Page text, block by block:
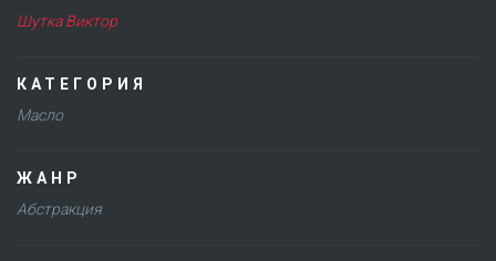
Шутка Виктор
КАТЕГОРИЯ
Масло
ЖАНР
Абстракция